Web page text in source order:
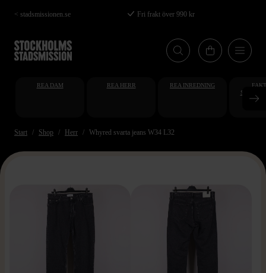
Hoppa
till
huvudinnehåll
< stadsmissionen.se Fri frakt över 990 kr
REA DAM REA HERR REA INREDNING
Start Shop Herr Whyred svarta jeans W34 L32